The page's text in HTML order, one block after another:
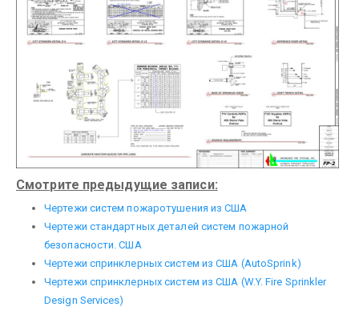
Смотрите предыдущие записи:
Чертежи систем пожаротушения из США
Чертежи стандартных деталей систем пожарной
безопасности. США
Чертежи спринклерных систем из США (AutoSprink)
Чертежи спринклерных систем из США (W.Y. Fire Sprinkler
Design Services)